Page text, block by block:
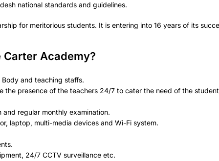
national standards and guidelines.
for meritorious students. It is entering into 16 years of its
Academy?
and teaching staffs.
the presence of the teachers 24/7 to cater the need of the
regular monthly examination.
laptop, multi-media devices and Wi-Fi system.
24/7 CCTV surveillance etc.